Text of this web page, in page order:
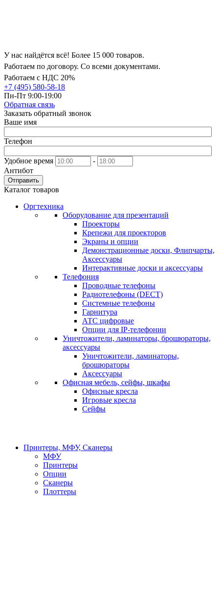
У нас найдётся всё! Более 15 000 товаров.
Работаем по договору. Со всеми документами.
Работаем с НДС 20%
+7 (495) 580-58-18
Пн-Пт 9:00-19:00
Обратная связь
Заказать обратный звонок
Ваше имя
Телефон
Удобное время
-
Антибот
Отправить
Каталог товаров
Оргтехника
Оборудование для презентаций
Проекторы
Крепежи для проекторов
Экраны и опции
Демонстрационные доски, Флипчарты,
Аксессуары
Интерактивные доски и аксессуары
Телефония
Проводные телефоны
Радиотелефоны (DECT)
Системные телефоны
Гарнитура
АТС цифровые
Опции для IP-телефонии
Уничтожители, ламинаторы, брошюраторы,
аксессуары
Уничтожители, ламинаторы,
брошюраторы
Аксессуары
Офисная мебель, сейфы, шкафы
Офисные кресла
Игровые кресла
Сейфы
Принтеры, МФУ, Сканеры
МФУ
Принтеры
Опции
Сканеры
Плоттеры